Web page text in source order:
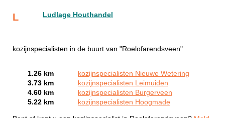
L Ludlage Houthandel
kozijnspecialisten in de buurt van "Roelofarendsveen"
1.26 km
kozijnspecialisten Nieuwe Wetering
3.73 km
kozijnspecialisten Leimuiden
4.60 km
kozijnspecialisten Burgerveen
5.22 km
kozijnspecialisten Hoogmade